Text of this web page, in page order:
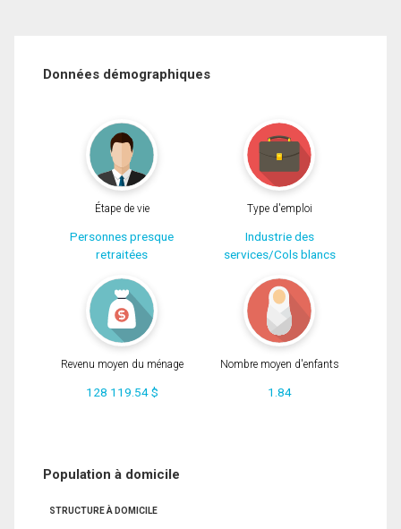
Données démographiques
Étape de vie
Personnes presque
retraitées
Type d'emploi
Industrie des
services/Cols blancs
Revenu moyen du ménage
128 119.54 $
Nombre moyen d'enfants
1.84
Population à domicile
STRUCTURE À DOMICILE